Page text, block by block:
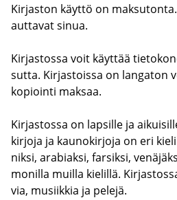
Kir­jas­ton käyt­tö on
aut­ta­vat sinua.
Kir­jas­tos­sa voit käyt­tää
sut­ta. Kir­jas­tois­sa on lan­ga­ton
ko­pioin­ti mak­saa.
Kir­jas­tos­sa on lap­sil­le ja
kir­jo­ja ja kau­no­kir­jo­ja on eri
nik­si, ara­biak­si, far­sik­si,
mo­nil­la muil­la kie­lil­lä.
via, musiik­kia ja pe­le­jä.